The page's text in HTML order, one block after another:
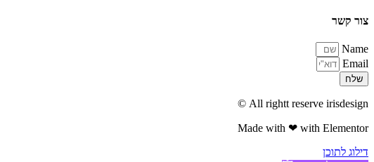
צור קשר
Name
Email
שלח
All rightt reserve irisdesign ©
Made with ❤ with Elementor​
דילוג לתוכן